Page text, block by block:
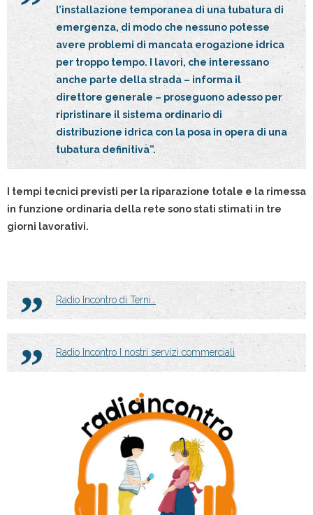
l’installazione temporanea di una tubatura di
emergenza, di modo che nessuno potesse
avere problemi di mancata erogazione idrica
per troppo tempo. I lavori, che interessano
anche parte della strada – informa il
direttore generale – proseguono adesso per
ripristinare il sistema ordinario di
distribuzione idrica con la posa in opera di una
tubatura definitiva”.
I tempi tecnici previsti per la riparazione totale e la rimessa
in funzione ordinaria della rete sono stati stimati in tre
giorni lavorativi.
Radio Incontro di Terni…
Radio Incontro I nostri servizi commerciali